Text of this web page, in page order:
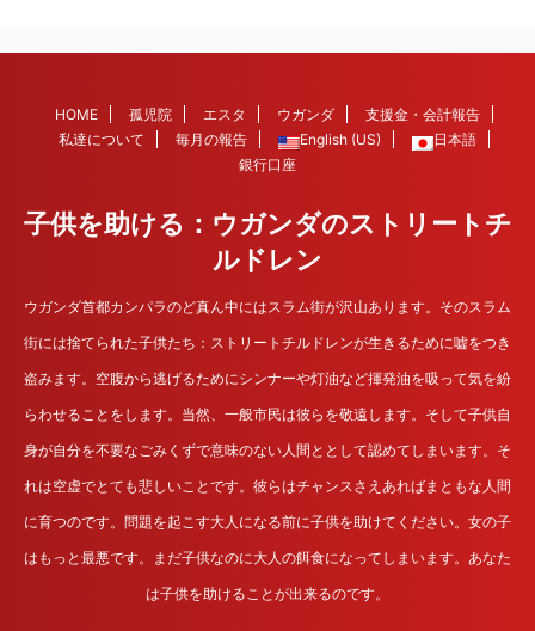
HOME 孤児院 エスタ ウガンダ
支援金・会計報告
私達について
毎月の報告 English (US)
日本語
銀行口座
子供を助ける：ウガンダのストリートチ
ルドレン
ウガンダ首都カンパラのど真ん中にはスラム街が沢山あります。そのスラム
街には捨てられた子供たち：ストリートチルドレンが生きるために嘘をつき
盗みます。空腹から逃げるためにシンナーや灯油など揮発油を吸って気を紛
らわせることをします。当然、一般市民は彼らを敬遠します。そして子供自
身が自分を不要なごみくずで意味のない人間ととして認めてしまいます。そ
れは空虚でとても悲しいことです。彼らはチャンスさえあればまともな人間
に育つのです。問題を起こす大人になる前に子供を助けてください。女の子
はもっと最悪です。まだ子供なのに大人の餌食になってしまいます。あなた
は子供を助けることが出来るのです。